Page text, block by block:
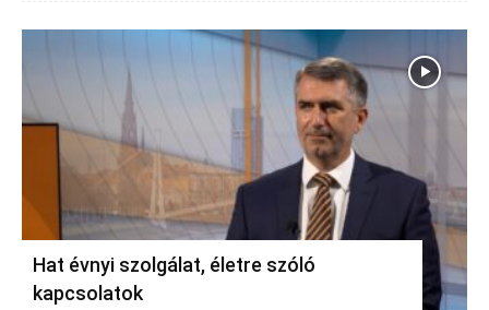
Hat évnyi szolgálat, életre szóló
kapcsolatok